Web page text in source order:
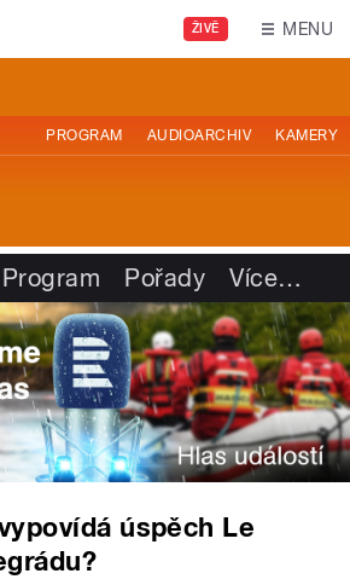
ŽIVĚ MENU
PROGRAM AUDIOARCHIV KAMERY
Program Pořady Více…
úspěch Le